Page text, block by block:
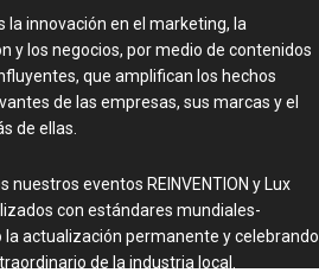
la innovación en el marketing, la
y los negocios, por medio de contenidos
que amplifican los hechos
de las empresas, sus marcas y el
de ellas.
nuestros eventos REINVENTION y Lux
con estándares mundiales-
actualización permanente y celebrando
de la industria local.